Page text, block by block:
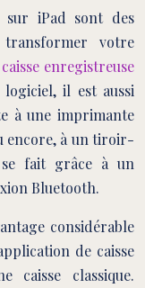
sur iPad sont des
votre
caisse enregistreuse
il est aussi
à une imprimante
encore, à un tiroir-
se fait grâce à un
Bluetooth.
considérable
de caisse
caisse classique.